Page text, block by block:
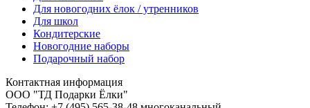
Для новогодних ёлок / утренников
Для школ
Кондитерские
Новогодние наборы
Подарочный набор
Контактная информация
ООО "ТД Подарки Ёлки"